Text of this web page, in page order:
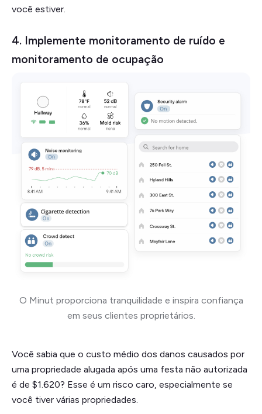
você estiver.
4. Implemente monitoramento de ruído e
monitoramento de ocupação
O Minut proporciona tranquilidade e inspira confiança
em seus clientes proprietários.
Você sabia que o custo médio dos danos causados por
uma propriedade alugada após uma festa não autorizada
é de $1.620? Esse é um risco caro, especialmente se
você tiver várias propriedades.